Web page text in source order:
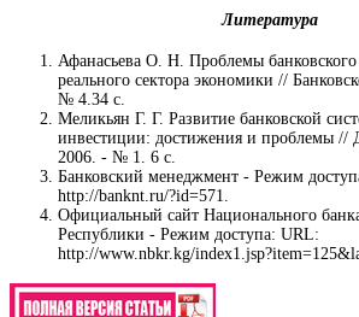
Литература
Афанасьева О. Н. Проблемы банковского
реального сектора экономики //
№ 4.34 с.
Меликьян Г. Г. Развитие банковской
инвестиции: достижения и проблемы //
2006. - № 1. 6 с.
Банковский менеджмент - Режим
http://banknt.ru/?id=571.
Официальный сайт Национального
Республики - Режим доступа: URL:
http://www.nbkr.kg/